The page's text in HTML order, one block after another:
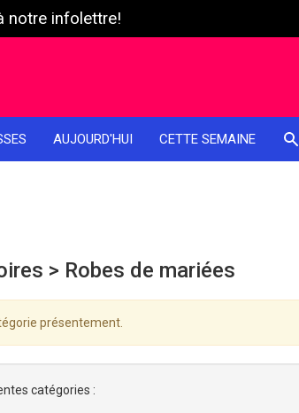
notre infolettre!
AUJOURD'HUI CETTE SEMAINE
> Robes de mariées
présentement.
catégories :